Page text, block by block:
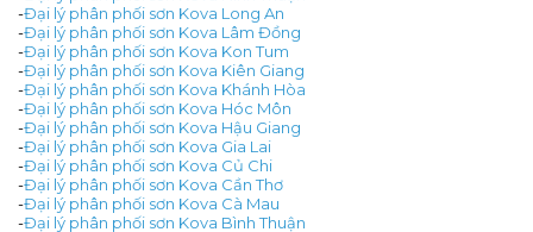
-Đại lý phân phối sơn Kova Long An
-Đại lý phân phối sơn Kova Lâm Đồng
-Đại lý phân phối sơn Kova Kon Tum
-Đại lý phân phối sơn Kova Kiên Giang
-Đại lý phân phối sơn Kova Khánh Hòa
-Đại lý phân phối sơn Kova Hóc Môn
-Đại lý phân phối sơn Kova Hậu Giang
-Đại lý phân phối sơn Kova Gia Lai
-Đại lý phân phối sơn Kova Củ Chi
-Đại lý phân phối sơn Kova Cần Thơ
-Đại lý phân phối sơn Kova Cà Mau
-Đại lý phân phối sơn Kova Bình Thuận